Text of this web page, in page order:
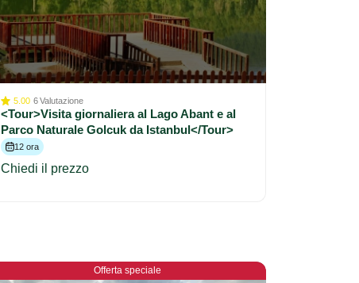
5.00 6Valutazione
<Tour>Visita giornaliera al Lago Abant e al
Parco Naturale Golcuk da Istanbul</Tour>
12 ora
Chiedi il prezzo
Offerta speciale